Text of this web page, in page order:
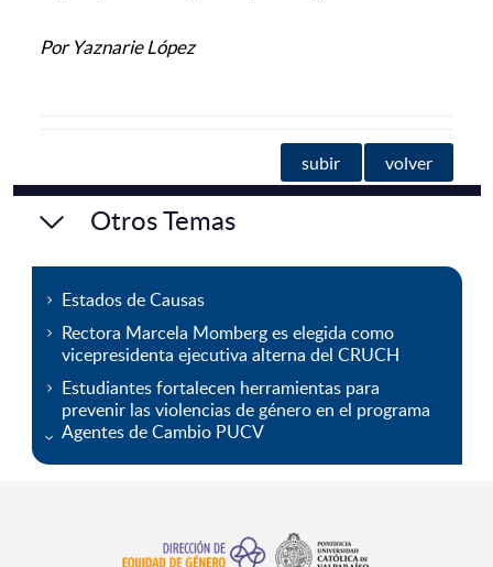
Por Yaznarie López
subir volver
Otros Temas
Estados de Causas
Rectora Marcela Momberg es elegida como
vicepresidenta ejecutiva alterna del CRUCH
Estudiantes fortalecen herramientas para
prevenir las violencias de género en el programa
Agentes de Cambio PUCV